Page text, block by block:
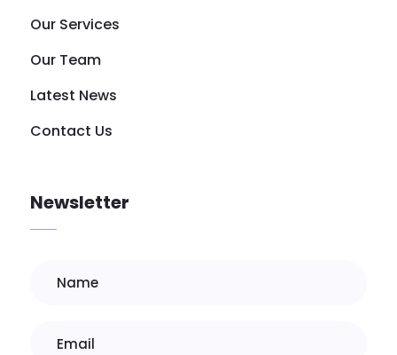
Our Services
Our Team
Latest News
Contact Us
Newsletter